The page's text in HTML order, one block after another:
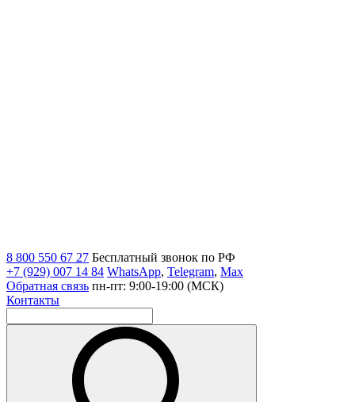
8 800 550 67 27 Бесплатный звонок по РФ
+7 (929) 007 14 84 WhatsApp, Telegram, Max
Обратная связь пн-пт: 9:00-19:00 (МСК)
Контакты